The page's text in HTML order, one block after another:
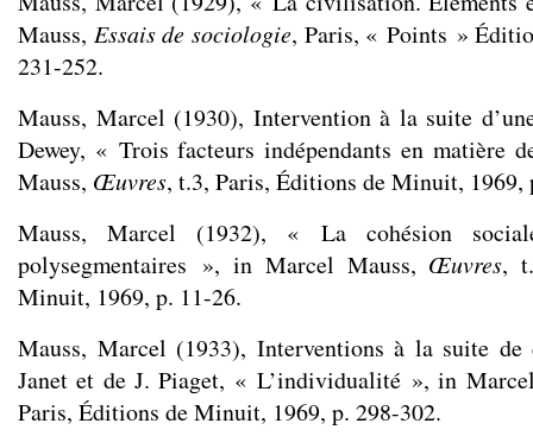
Mauss, Essais de sociologie, Paris, « Points »
231-252.
Mauss, Marcel (1930), Intervention à la suite
Dewey, « Trois facteurs indépendants en matière
Mauss, Œuvres, t.3, Paris, Éditions de Minuit, 1969,
Mauss, Marcel (1932), « La cohésion
polysegmentaires », in Marcel Mauss, Œuvres,
Minuit, 1969, p. 11-26.
Mauss, Marcel (1933), Interventions à la suite de
Janet et de J. Piaget, « L’individualité », in
Paris, Éditions de Minuit, 1969, p. 298-302.